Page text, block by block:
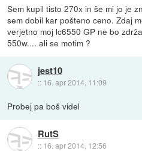
Sem kupil tisto 270x in še mi jo je
sem dobil kar pošteno ceno. Zdaj
verjetno moj lc6550 GP ne bo
550w.... ali se motim ?
jest10
:: 16. apr 2014, 11:09
Probej pa boš videl
RutS
:: 16. apr 2014, 12:56